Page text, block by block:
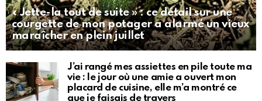
« Jette-la tout de suite » : ce détail sur une
courgette de mon potager a alarmé un vieux
maraîcher en plein juillet
J’ai rangé mes assiettes en pile toute ma
vie : le jour où une amie a ouvert mon
placard de cuisine, elle m’a montré ce
que je faisais de travers